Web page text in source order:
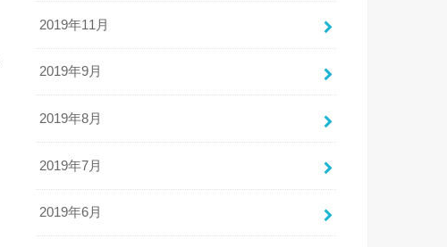
2019年11月
2019年9月
2019年8月
2019年7月
2019年6月